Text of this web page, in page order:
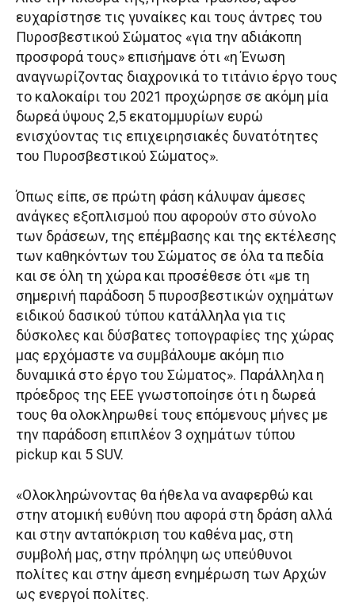
ευχαρίστησε τις γυναίκες και τους άντρες του
Πυροσβεστικού Σώματος «για την αδιάκοπη
προσφορά τους» επισήμανε ότι «η Ένωση
αναγνωρίζοντας διαχρονικά το τιτάνιο έργο τους
το καλοκαίρι του 2021 προχώρησε σε ακόμη μία
δωρεά ύψους 2,5 εκατομμυρίων ευρώ
ενισχύοντας τις επιχειρησιακές δυνατότητες
του Πυροσβεστικού Σώματος».
Όπως είπε, σε πρώτη φάση κάλυψαν άμεσες
ανάγκες εξοπλισμού που αφορούν στο σύνολο
των δράσεων, της επέμβασης και της εκτέλεσης
των καθηκόντων του Σώματος σε όλα τα πεδία
και σε όλη τη χώρα και προσέθεσε ότι «με τη
σημερινή παράδοση 5 πυροσβεστικών οχημάτων
ειδικού δασικού τύπου κατάλληλα για τις
δύσκολες και δύσβατες τοπογραφίες της χώρας
μας ερχόμαστε να συμβάλουμε ακόμη πιο
δυναμικά στο έργο του Σώματος». Παράλληλα η
πρόεδρος της ΕΕΕ γνωστοποίησε ότι η δωρεά
τους θα ολοκληρωθεί τους επόμενους μήνες με
την παράδοση επιπλέον 3 οχημάτων τύπου
pickup και 5 SUV.
«Ολοκληρώνοντας θα ήθελα να αναφερθώ και
στην ατομική ευθύνη που αφορά στη δράση αλλά
και στην ανταπόκριση του καθένα μας, στη
συμβολή μας, στην πρόληψη ως υπεύθυνοι
πολίτες και στην άμεση ενημέρωση των Αρχών
ως ενεργοί πολίτες.